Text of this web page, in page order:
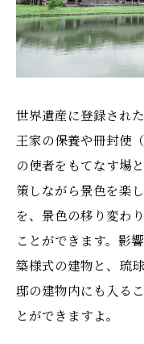
世界遺産に登録され
王家の保養や冊封使
の使者をもてなす場
策しながら景色を楽
を、景色の移り変わ
ことができます。影
築様式の建物と、琉
邸の建物内にも入る
とができますよ。